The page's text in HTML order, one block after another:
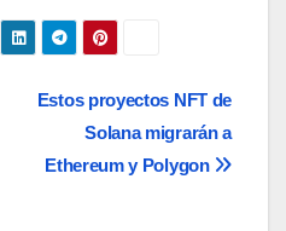
Estos proyectos NFT de
Solana migrarán a
Ethereum y Polygon